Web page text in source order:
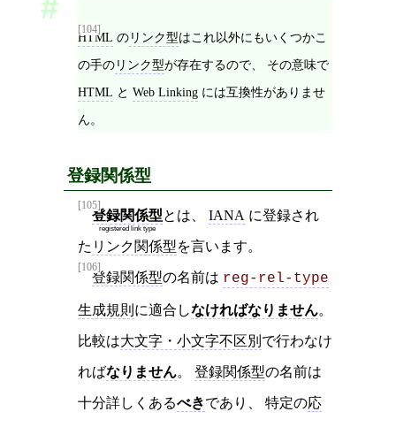
[104]
HTML のリンク型はこれ以外にもいくつかこ
の手のリンク型が存在するので、 その意味で
HTML と Web Linking には互換性がありませ
ん。
登録関係型
[105]
登録関係型
registered link type
とは、 IANA に登録され
た リンク関係型を言います。
[106]
登録関係型の名前は reg-rel-type
生成規則 に適合しなければなりません。
比較は大文字・小文字不区別 で行わなけ
ればなりません。 登録関係型の名前は
十分詳しくあるべきであり、 特定の応